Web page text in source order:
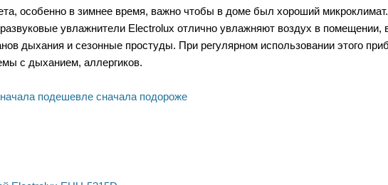
особенно в зимнее время, важно чтобы в доме был хороший
увлажнители Electrolux отлично увлажняют воздух в помещении,
дыхания и сезонные простуды. При регулярном использовании этого
с дыханием, аллергиков.
подешевле сначала подороже